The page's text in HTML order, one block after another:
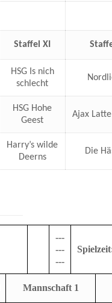
Staffel XI
HSG Is nich
schlecht
HSG Hohe
Geest
Ajax
Harry’s wilde
Deerns
Die
---
---
---
Mannschaft 1